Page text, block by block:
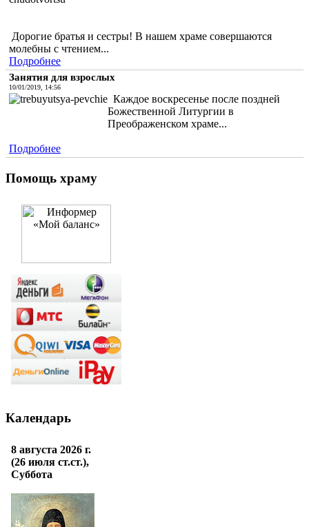
Дорогие братья и сестры! В нашем храме совершаются
молебны с чтением...
Подробнее
Занятия для взрослых
10/01/2019, 14:56
Каждое воскресенье после поздней
Божественной Литургии в
Преображенском храме...
Подробнее
Помощь храму
Календарь